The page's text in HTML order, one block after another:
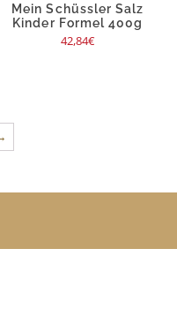
Mein Schüssler Salz
Kinder Formel 400g
42,84€